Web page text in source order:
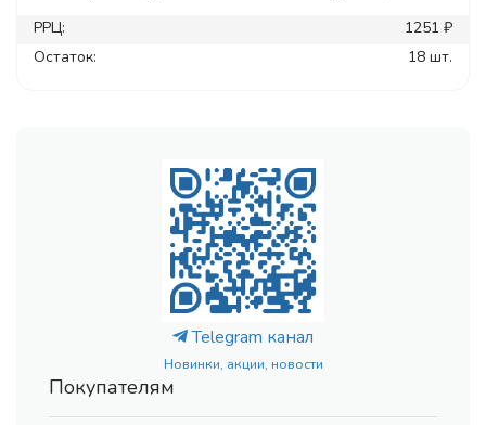
РРЦ:
1251 ₽
Остаток:
18 шт.
Telegram канал
Новинки, акции, новости
Покупателям